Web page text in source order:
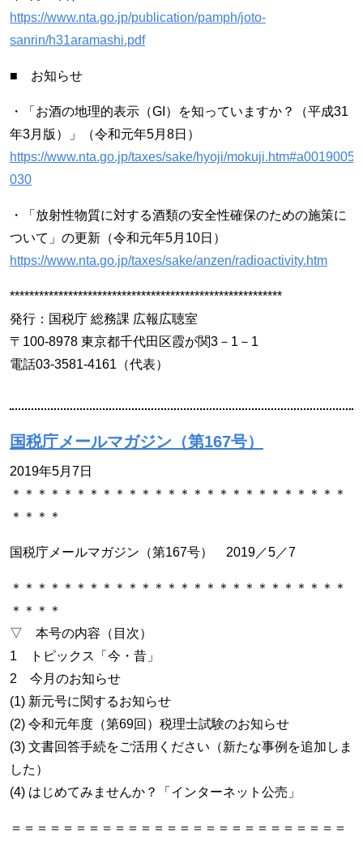
https://www.nta.go.jp/publication/pamph/joto-
sanrin/h31aramashi.pdf
■ お知らせ
・「お酒の地理的表示（GI）を知っていますか？（平成31
年3月版）」（令和元年5月8日）
https://www.nta.go.jp/taxes/sake/hyoji/mokuji.htm#a0019005-
030
・「放射性物質に対する酒類の安全性確保のための施策に
ついて」の更新（令和元年5月10日）
https://www.nta.go.jp/taxes/sake/anzen/radioactivity.htm
********************************************************
発行：国税庁 総務課 広報広聴室
〒100-8978 東京都千代田区霞が関3－1－1
電話03-3581-4161（代表）
国税庁メールマガジン（第167号）
2019年5月7日
＊＊＊＊＊＊＊＊＊＊＊＊＊＊＊＊＊＊＊＊＊＊＊＊＊＊
＊＊＊＊
国税庁メールマガジン（第167号） 2019／5／7
＊＊＊＊＊＊＊＊＊＊＊＊＊＊＊＊＊＊＊＊＊＊＊＊＊＊
＊＊＊＊
▽ 本号の内容（目次）
1 トピックス「今・昔」
2 今月のお知らせ
(1) 新元号に関するお知らせ
(2) 令和元年度（第69回）税理士試験のお知らせ
(3) 文書回答手続をご活用ください（新たな事例を追加しま
した）
(4) はじめてみませんか？「インターネット公売」
＝＝＝＝＝＝＝＝＝＝＝＝＝＝＝＝＝＝＝＝＝＝＝＝＝＝